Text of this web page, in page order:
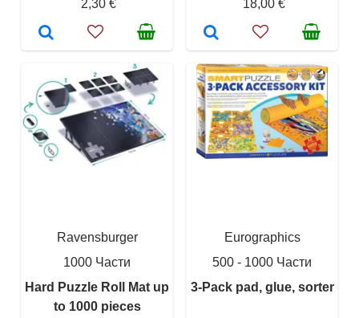
2,30 € 18,00 €
Ravensburger
1000 Части
Hard Puzzle Roll Mat up
to 1000 pieces
Eurographics
500 - 1000 Части
3-Pack pad, glue, sorter